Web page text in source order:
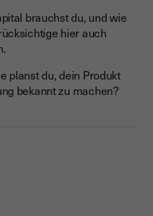
brauchst du, und wie
hier auch
planst du, dein Produkt
bekannt zu machen?